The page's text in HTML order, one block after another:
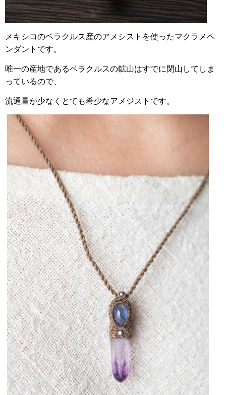
メキシコのベラクルス産のアメシストを使ったマクラメペ
ンダントです。
唯一の産地であるベラクルスの鉱山はすでに閉山してしま
っているので、
流通量が少なくとても希少なアメジストです。